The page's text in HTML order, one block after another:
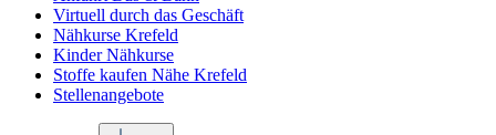
Virtuell durch das Geschäft
Nähkurse Krefeld
Kinder Nähkurse
Stoffe kaufen Nähe Krefeld
Stellenangebote